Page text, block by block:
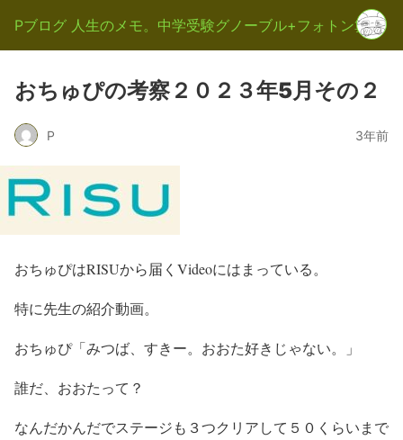
Pブログ 人生のメモ。中学受験グノーブル+フォトン算数
おちゅぴの考察２０２３年5月その２
P 3年前
おちゅぴはRISUから届くVideoにはまっている。
特に先生の紹介動画。
おちゅぴ「みつば、すきー。おおた好きじゃない。」
誰だ、おおたって？
なんだかんだでステージも３つクリアして５０くらいまで